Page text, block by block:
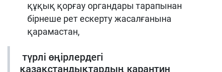
құқық қорғау органдары тарапынан
бірнеше рет ескерту жасалғанына
қарамастан,
түрлі өңірлердегі
қазақстандықтардың карантин